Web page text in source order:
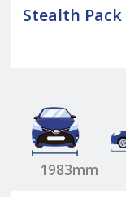
Stealth Pack
1983mm